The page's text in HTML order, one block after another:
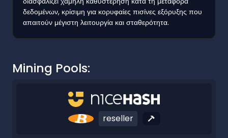
δεδομένων, κρίσιμη για κορυφαίες πισίνες εξόρυξης που
απαιτούν μέγιστη λειτουργία και σταθερότητα.
Mining Pools:
reseller